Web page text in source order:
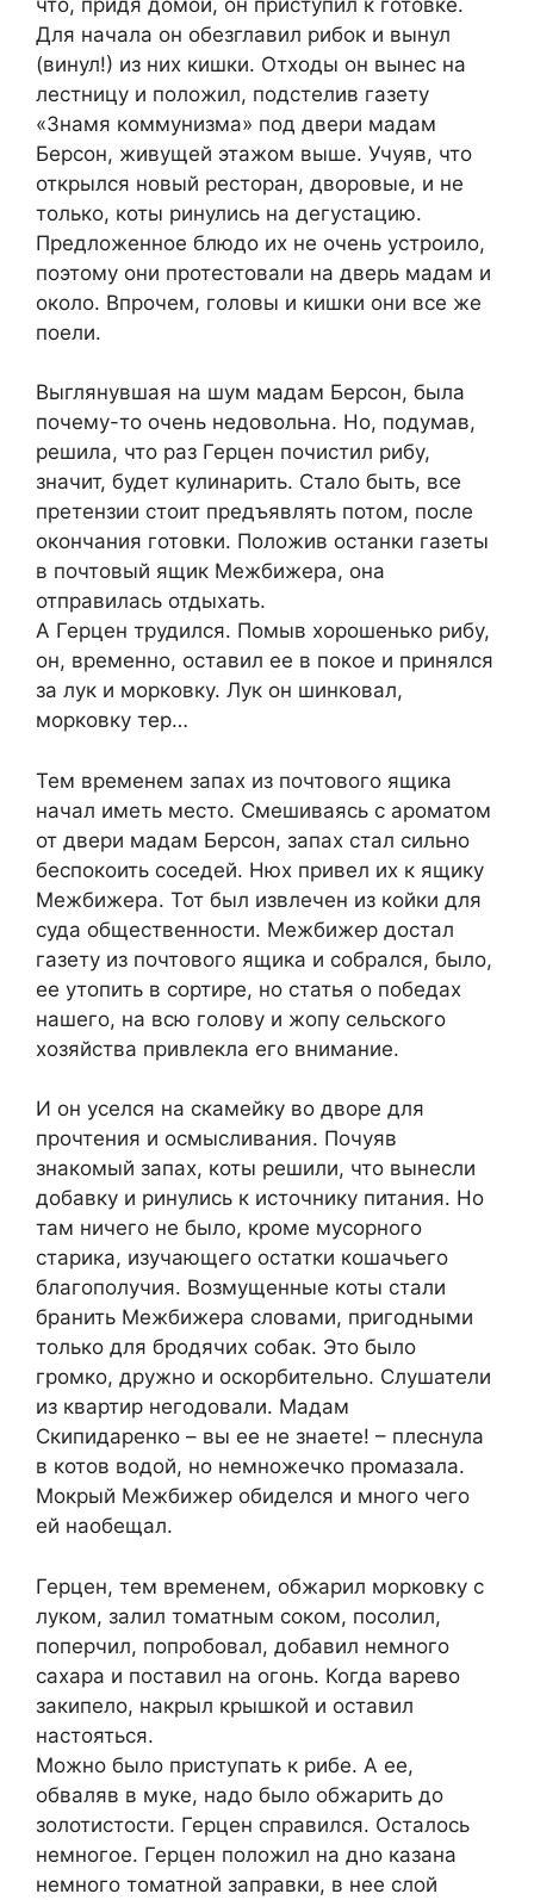
Для начала он обезглавил рибок и вынул
(винул!) из них кишки. Отходы он вынес на
лестницу и положил, подстелив газету
«Знамя коммунизма» под двери мадам
Берсон, живущей этажом выше. Учуяв, что
открылся новый ресторан, дворовые, и не
только, коты ринулись на дегустацию.
Предложенное блюдо их не очень устроило,
поэтому они протестовали на дверь мадам и
около. Впрочем, головы и кишки они все же
поели.
Выглянувшая на шум мадам Берсон, была
почему-то очень недовольна. Но, подумав,
решила, что раз Герцен почистил рибу,
значит, будет кулинарить. Стало быть, все
претензии стоит предъявлять потом, после
окончания готовки. Положив останки газеты
в почтовый ящик Межбижера, она
отправилась отдыхать.
А Герцен трудился. Помыв хорошенько рибу,
он, временно, оставил ее в покое и принялся
за лук и морковку. Лук он шинковал,
морковку тер…
Тем временем запах из почтового ящика
начал иметь место. Смешиваясь с ароматом
от двери мадам Берсон, запах стал сильно
беспокоить соседей. Нюх привел их к ящику
Межбижера. Тот был извлечен из койки для
суда общественности. Межбижер достал
газету из почтового ящика и собрался, было,
ее утопить в сортире, но статья о победах
нашего, на всю голову и жопу сельского
хозяйства привлекла его внимание.
И он уселся на скамейку во дворе для
прочтения и осмысливания. Почуяв
знакомый запах, коты решили, что вынесли
добавку и ринулись к источнику питания. Но
там ничего не было, кроме мусорного
старика, изучающего остатки кошачьего
благополучия. Возмущенные коты стали
бранить Межбижера словами, пригодными
только для бродячих собак. Это было
громко, дружно и оскорбительно. Слушатели
из квартир негодовали. Мадам
Скипидаренко – вы ее не знаете! – плеснула
в котов водой, но немножечко промазала.
Мокрый Межбижер обиделся и много чего
ей наобещал.
Герцен, тем временем, обжарил морковку с
луком, залил томатным соком, посолил,
поперчил, попробовал, добавил немного
сахара и поставил на огонь. Когда варево
закипело, накрыл крышкой и оставил
настояться.
Можно было приступать к рибе. А ее,
обваляв в муке, надо было обжарить до
золотистости. Герцен справился. Осталось
немногое. Герцен положил на дно казана
немного томатной заправки, в нее слой